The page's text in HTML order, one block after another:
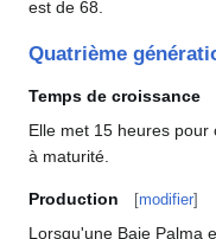
est de 68.
Quatrième
Temps de croissance
Elle met 15 heures
à maturité.
Production [modifier]
Lorsqu'une Baie Palma